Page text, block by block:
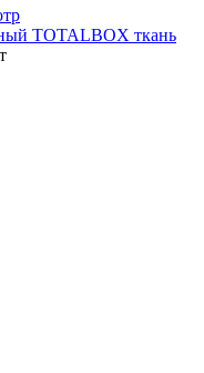
TOTALBOX ткань